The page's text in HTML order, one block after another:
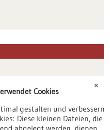
✕
Cookies
gestalten und verbessern
Diese kleinen Dateien, die
abgelegt werden, dienen